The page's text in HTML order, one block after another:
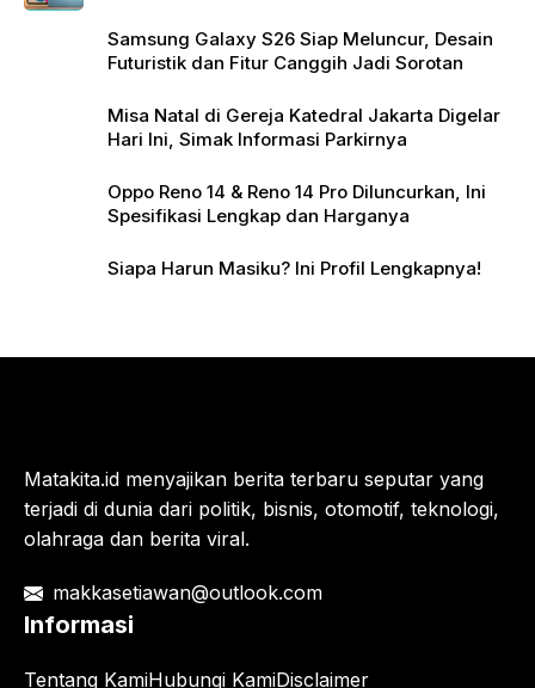
Samsung Galaxy S26 Siap Meluncur, Desain
Futuristik dan Fitur Canggih Jadi Sorotan
Misa Natal di Gereja Katedral Jakarta Digelar
Hari Ini, Simak Informasi Parkirnya
Oppo Reno 14 & Reno 14 Pro Diluncurkan, Ini
Spesifikasi Lengkap dan Harganya
Siapa Harun Masiku? Ini Profil Lengkapnya!
Matakita.id menyajikan berita terbaru seputar yang
terjadi di dunia dari politik, bisnis, otomotif, teknologi,
olahraga dan berita viral.
makkasetiawan@outlook.com
Informasi
Tentang KamiHubungi KamiDisclaimer